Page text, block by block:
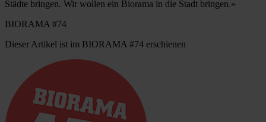
Städte bringen. Wir wollen ein Biorama in die Stadt bringen.«
BIORAMA #74
Dieser Artikel ist im BIORAMA #74 erschienen